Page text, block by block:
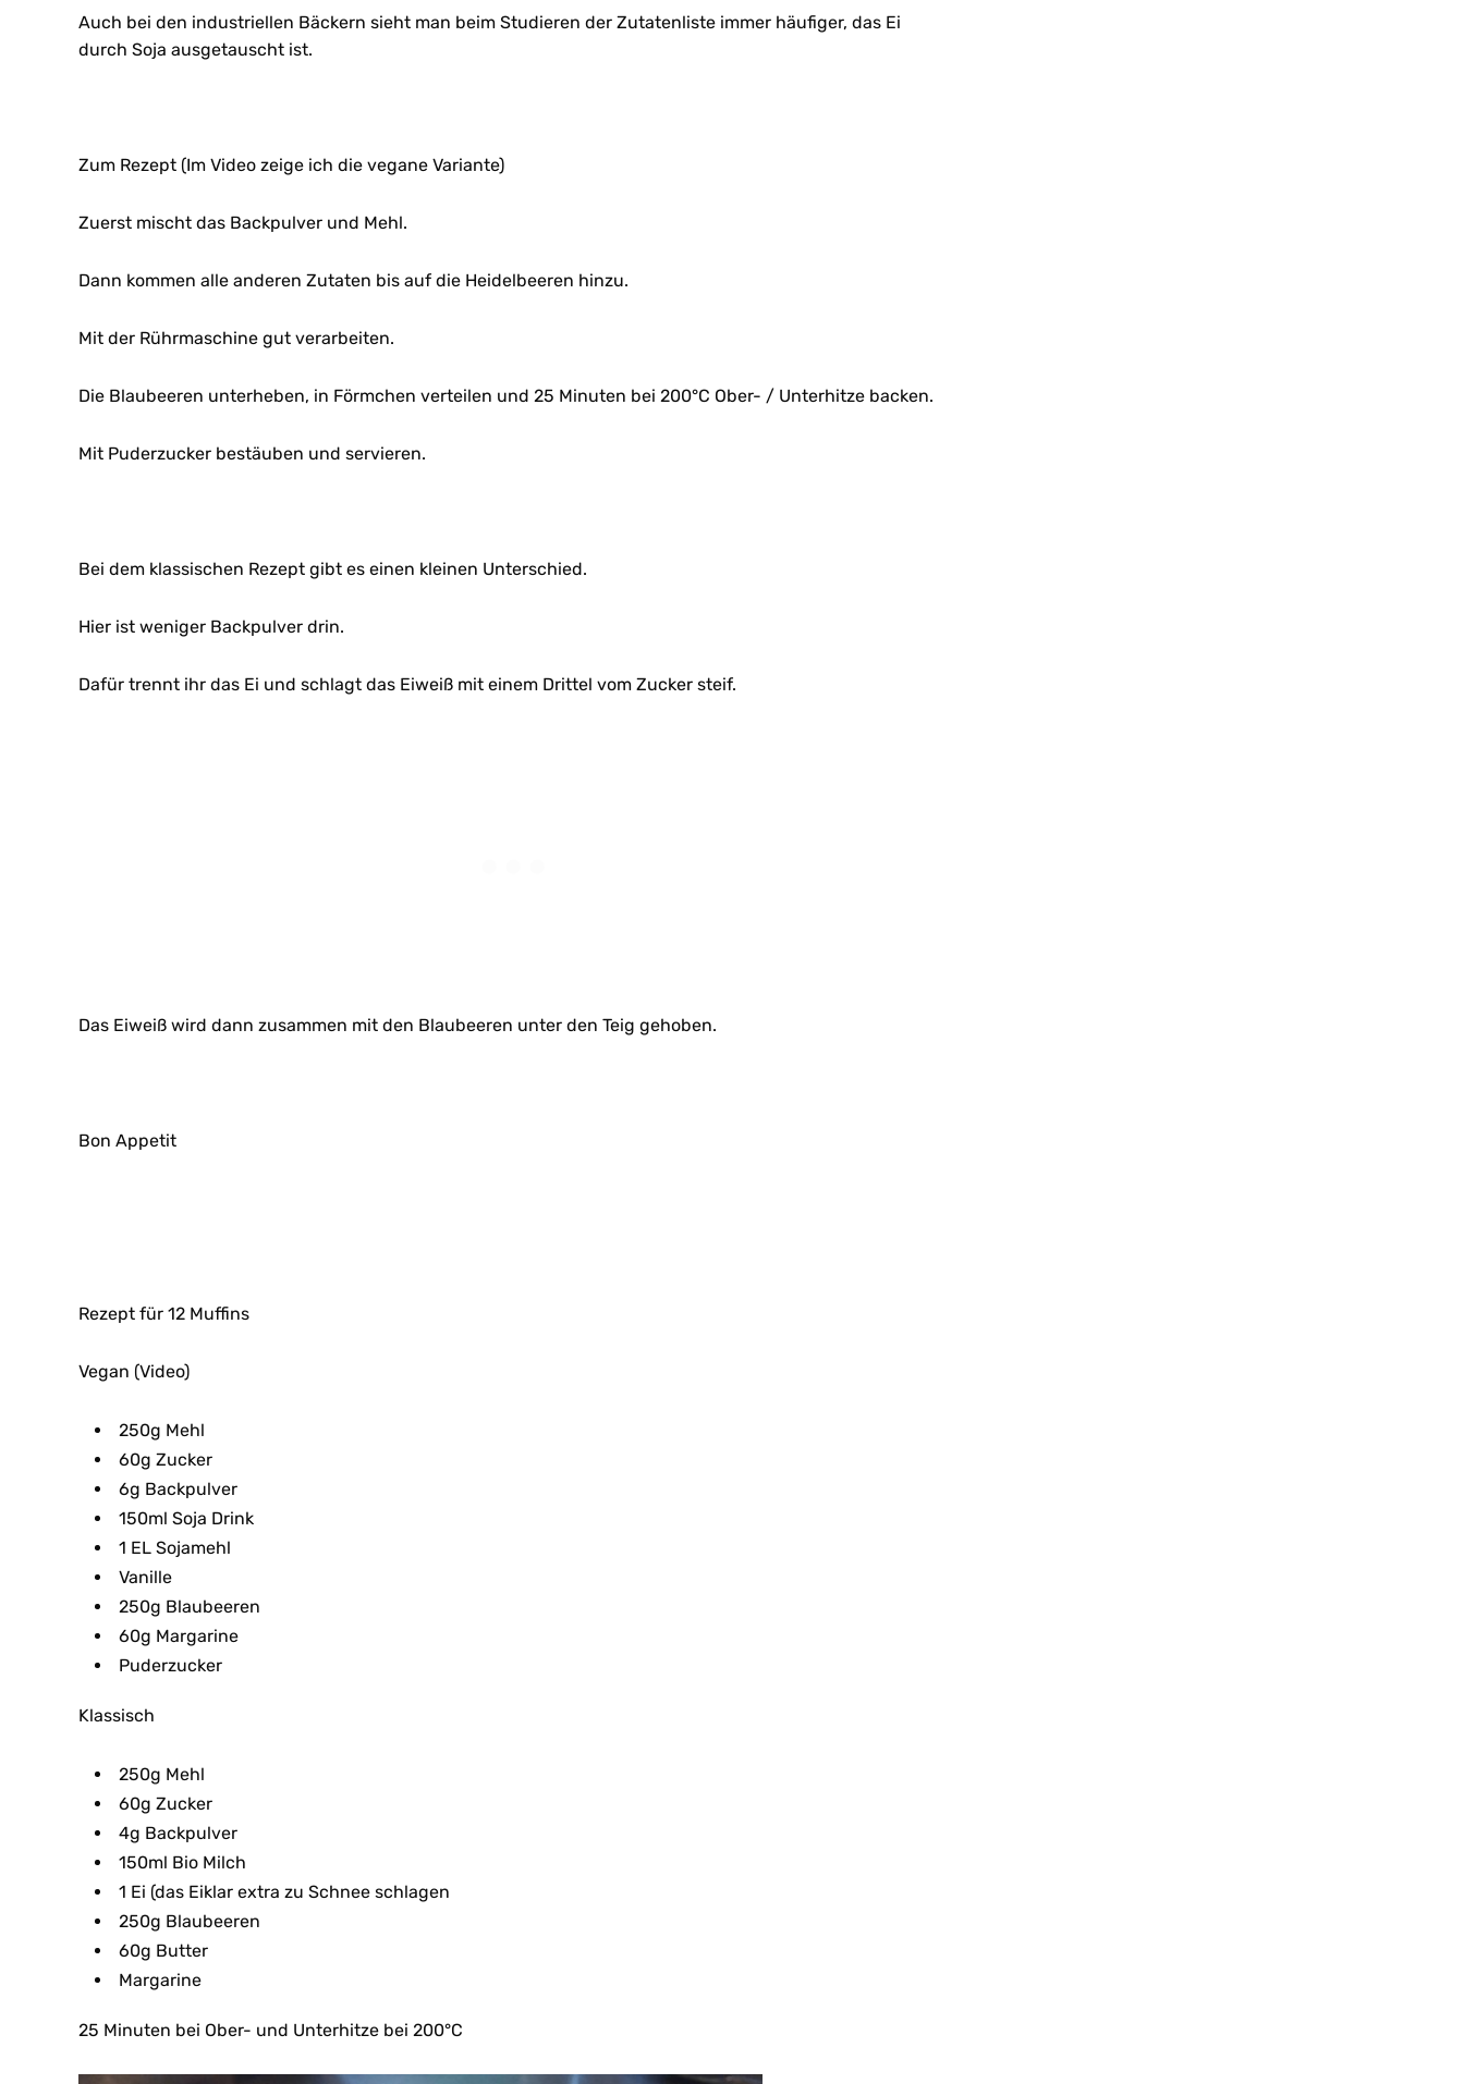
Auch bei den industriellen Bäckern sieht man beim Studieren der Zutatenliste immer häufiger, das Ei
durch Soja ausgetauscht ist.
Zum Rezept (Im Video zeige ich die vegane Variante)
Zuerst mischt das Backpulver und Mehl.
Dann kommen alle anderen Zutaten bis auf die Heidelbeeren hinzu.
Mit der Rührmaschine gut verarbeiten.
Die Blaubeeren unterheben, in Förmchen verteilen und 25 Minuten bei 200°C Ober- / Unterhitze backen.
Mit Puderzucker bestäuben und servieren.
Bei dem klassischen Rezept gibt es einen kleinen Unterschied.
Hier ist weniger Backpulver drin.
Dafür trennt ihr das Ei und schlagt das Eiweiß mit einem Drittel vom Zucker steif.
Das Eiweiß wird dann zusammen mit den Blaubeeren unter den Teig gehoben.
Bon Appetit
Rezept für 12 Muffins
Vegan (Video)
250g Mehl
60g Zucker
6g Backpulver
150ml Soja Drink
1 EL Sojamehl
Vanille
250g Blaubeeren
60g Margarine
Puderzucker
Klassisch
250g Mehl
60g Zucker
4g Backpulver
150ml Bio Milch
1 Ei (das Eiklar extra zu Schnee schlagen
250g Blaubeeren
60g Butter
Margarine
25 Minuten bei Ober- und Unterhitze bei 200°C